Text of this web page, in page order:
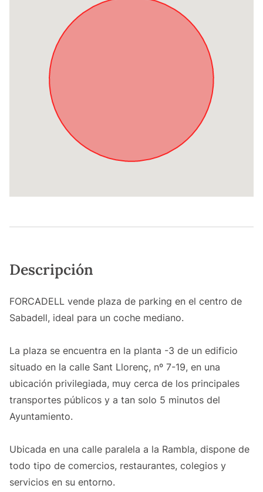
Descripción
FORCADELL vende plaza de parking en el centro de
Sabadell, ideal para un coche mediano.
La plaza se encuentra en la planta -3 de un edificio
situado en la calle Sant Llorenç, nº 7-19, en una
ubicación privilegiada, muy cerca de los principales
transportes públicos y a tan solo 5 minutos del
Ayuntamiento.
Ubicada en una calle paralela a la Rambla, dispone de
todo tipo de comercios, restaurantes, colegios y
servicios en su entorno.